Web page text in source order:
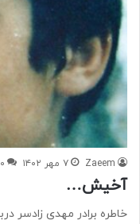
Zaeem ۷ مهر ۱۴۰۲ ۰
آخیش…
خاطره برادر مهدی زادسر